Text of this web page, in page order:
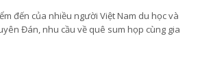
đến của nhiều người Việt Nam du học và
Đán, nhu cầu về quê sum họp cùng gia